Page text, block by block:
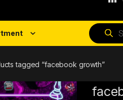
tagged “facebook growth”